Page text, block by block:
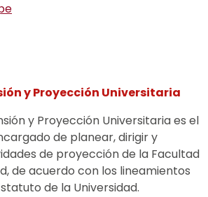
y Proyección Universitaria
y Proyección Universitaria es el
de planear, dirigir y
de proyección de la Facultad
de acuerdo con los lineamientos
de la Universidad.